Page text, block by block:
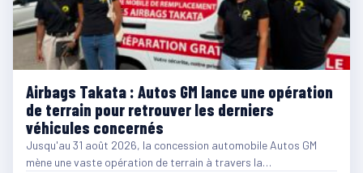
Airbags Takata : Autos GM lance une opération
de terrain pour retrouver les derniers
véhicules concernés
Jusqu'au 31 août 2026, la concession automobile Autos GM
mène une vaste opération de terrain à travers la…